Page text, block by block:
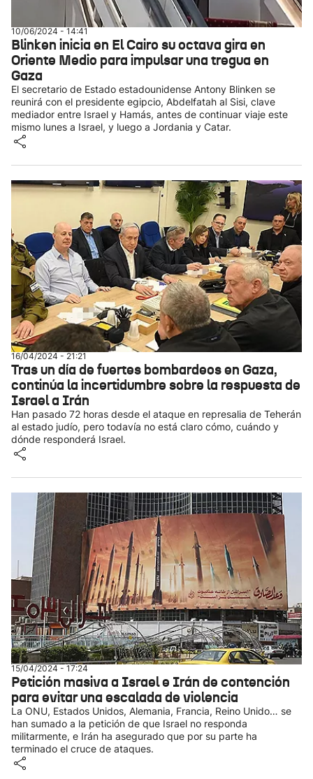
10/06/2024 - 14:41
Blinken inicia en El Cairo su octava gira en
Oriente Medio para impulsar una tregua en
Gaza
El secretario de Estado estadounidense Antony Blinken se
reunirá con el presidente egipcio, Abdelfatah al Sisi, clave
mediador entre Israel y Hamás, antes de continuar viaje este
mismo lunes a Israel, y luego a Jordania y Catar.
16/04/2024 - 21:21
Tras un día de fuertes bombardeos en Gaza,
continúa la incertidumbre sobre la respuesta de
Israel a Irán
Han pasado 72 horas desde el ataque en represalia de Teherán
al estado judío, pero todavía no está claro cómo, cuándo y
dónde responderá Israel.
15/04/2024 - 17:24
Petición masiva a Israel e Irán de contención
para evitar una escalada de violencia
La ONU, Estados Unidos, Alemania, Francia, Reino Unido… se
han sumado a la petición de que Israel no responda
militarmente, e Irán ha asegurado que por su parte ha
terminado el cruce de ataques.